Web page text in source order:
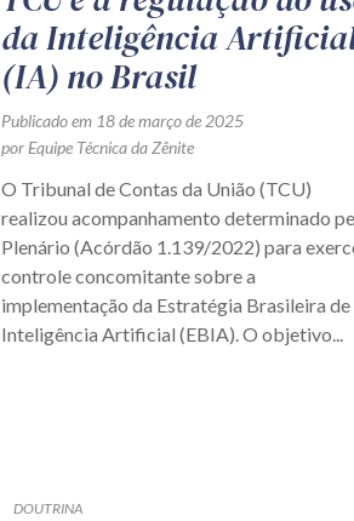
da Inteligência
(IA) no Brasil
Publicado em 18 de março de 2025
por Equipe Técnica da Zênite
O Tribunal de Contas da União (TCU)
realizou acompanhamento determinado
Plenário (Acórdão 1.139/2022) para
controle concomitante sobre a
implementação da Estratégia Brasileira de
Inteligência Artificial (EBIA). O objetivo...
DOUTRINA